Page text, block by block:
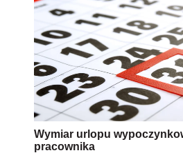
Wymiar urlopu
pracownika